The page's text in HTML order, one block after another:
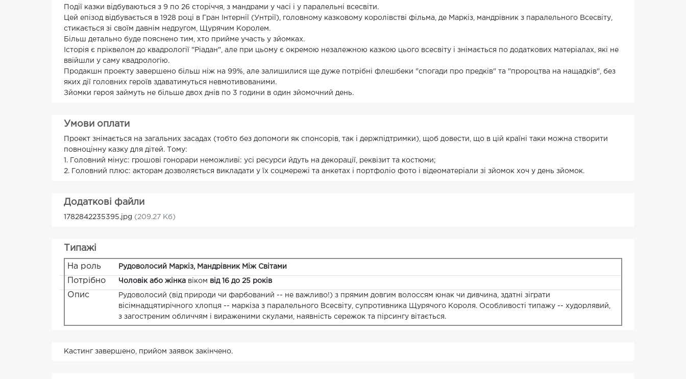
Події казки відбуваються з 9 по 26 сторіччя, з мандрами у часі і у паралельні всесвіти.
Цей епізод відбувається в 1928 році в Гран Інтернії (Унтрії), головному казковому королівстві фільма, де Маркіз, мандрівник з паралельного Всесвіту,
стикається зі своїм давнім недругом, Щурячим Королем.
Більш детально буде пояснено тим, хто прийме участь у зйомках.
Історія є пріквелом до квадрології "Ріадан", але при цьому є окремою незалежною казкою цього всесвіту і знімається по додаткових матеріалах, які не
ввійшли у саму квадрологію.
Продакшн проекту завершено більш ніж на 99%, але залишилися ще дуже потрібні флешбеки "спогади про предків" та "пророцтва на нащадків", без
яких дії головних героїв здаватимуться невмотивованими.
Зйомки героя займуть не більше двох днів по 3 години в один зйомочний день.
Умови оплати
Проект знімається на загальних засадах (тобто без допомоги як спонсорів, так і держпідтримки), щоб довести, що в цій країні таки можна створити
повноцінну казку для дітей. Тому:
1. Головний мінус: грошові гонорари неможливі: усі ресурси йдуть на декорації, реквізит та костюми;
2. Головний плюс: акторам дозволяється викладати у їх соцмережі та анкетах і портфоліо фото і відеоматеріали зі зйомок хоч у день зйомок.
Додаткові файли
1782842235395.jpg (209.27 Кб)
Типажі
На роль Рудоволосий Маркіз, Мандрівник Між Світами
Потрібно Чоловік або жінка віком від 16 до 25 років
Опис
Рудоволосий (від природи чи фарбований -- не важливо!) з прямим довгим волоссям юнак чи дивчина, здатні зіграти
вісімнадцятирічного хлопця -- маркіза з паралельного Всесвіту, супротивника Щурячого Короля. Особливості типажу -- худорлявий,
з загостреним обличчям і вираженими скулами, наявність сережок та пірсингу вітається.
Кастинг завершено, прийом заявок закінчено.